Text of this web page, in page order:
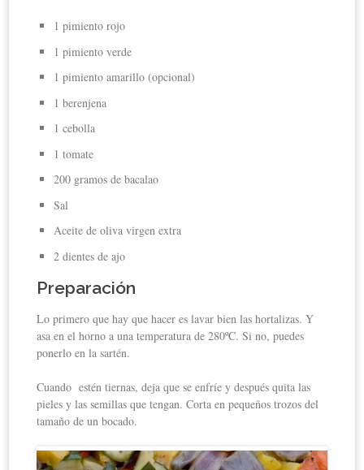
1 pimiento rojo
1 pimiento verde
1 pimiento amarillo (opcional)
1 berenjena
1 cebolla
1 tomate
200 gramos de bacalao
Sal
Aceite de oliva virgen extra
2 dientes de ajo
Preparación
Lo primero que hay que hacer es lavar bien las hortalizas. Y
asa en el horno a una temperatura de 280ºC. Si no, puedes
ponerlo en la sartén.
Cuando estén tiernas, deja que se enfríe y después quita las
pieles y las semillas que tengan. Corta en pequeños trozos del
tamaño de un bocado.